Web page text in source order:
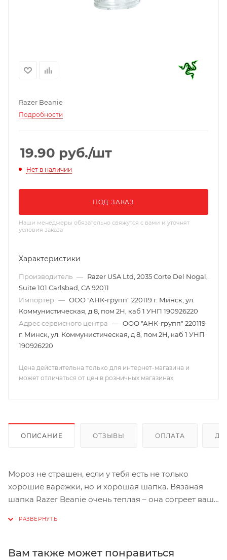
Razer Beanie
Подробности
19.90 руб./шт
Нет в наличии
ПОД ЗАКАЗ
Наши менеджеры обязательно свяжутся с вами и уточнят
условия заказа
Характеристики
Производитель — Razer USA Ltd, 2035 Corte Del Nogal,
Suite 101 Carlsbad, CA 92011
Импортер — ООО "АНК-групп" 220119 г. Минск, ул.
Коммунистическая, д 8, пом 2Н, каб 1 УНП 190926220
Адрес сервисного центра — ООО "АНК-групп" 220119
г. Минск, ул. Коммунистическая, д 8, пом 2Н, каб 1 УНП
190926220
Цена действительна только для интернет-магазина и
может отличаться от цен в розничных магазинах
ОПИСАНИЕ ОТЗЫВЫ ОПЛАТА
Мороз не страшен, если у тебя есть не только
хорошие варежки, но и хорошая шапка. Вязаная
шапка Razer Beanie очень теплая – она согреет вашу
сохранит вашу голову в тепле. Большой логотип
Вам также может понравиться